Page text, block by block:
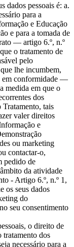
dados pessoais é: a.
para a
e Educação
e para a tomada de
— artigo 6.º, n.º
o tratamento de
pelo
lhe incumbem,
em conformidade —
medida em que o
dos
Tratamento, tais
valer direitos
e
ou marketing
contactar-o,
pedido de
da atividade
- Artigo 6.º, n.º 1,
os seus dados
do
seu consentimento
o direito de
tratamento dos
necessário para a